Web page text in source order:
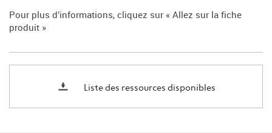
Pour plus d’informations, cliquez sur « Allez sur la fiche
produit »
Liste des ressources disponibles